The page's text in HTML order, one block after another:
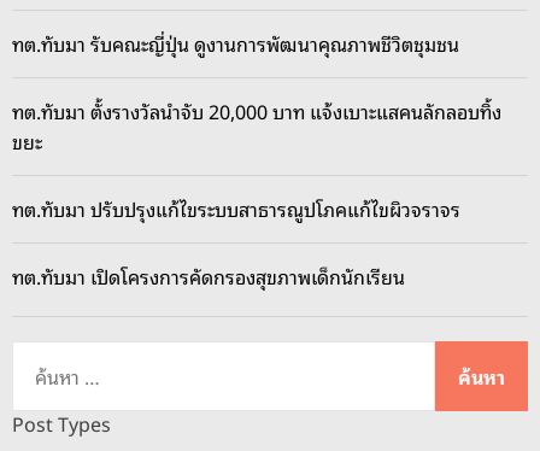
ทต.ทับมา รับคณะญี่ปุ่น ดูงานการพัฒนาคุณภาพชีวิตชุมชน
ทต.ทับมา ตั้งรางวัลนำจับ 20,000 บาท แจ้งเบาะแสคนลักลอบทิ้ง
ขยะ
ทต.ทับมา ปรับปรุงแก้ไขระบบสาธารณูปโภคแก้ไขผิวจราจร
ทต.ทับมา เปิดโครงการคัดกรองสุขภาพเด็กนักเรียน
ห
Post Types